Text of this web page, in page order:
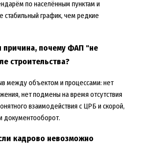
по населённым пунктам и
стабильный график, чем редкие
причина, почему ФАП "не
строительства?
между объектом и процессами: нет
нет подмены на время отсутствия
взаимодействия с ЦРБ и скорой,
документооборот.
кадрово невозможно